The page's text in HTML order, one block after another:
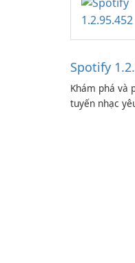
Spotify
Khám phá và
tuyến nhạc